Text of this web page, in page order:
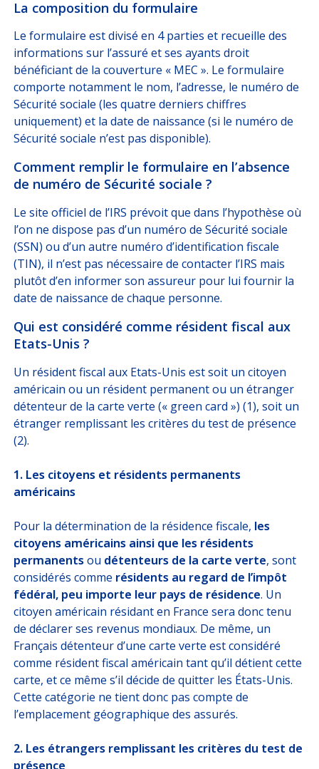
La composition du formulaire
Le formulaire est divisé en 4 parties et recueille des
informations sur l’assuré et ses ayants droit
bénéficiant de la couverture « MEC ». Le formulaire
comporte notamment le nom, l’adresse, le numéro de
Sécurité sociale (les quatre derniers chiffres
uniquement) et la date de naissance (si le numéro de
Sécurité sociale n’est pas disponible).
Comment remplir le formulaire en l’absence
de numéro de Sécurité sociale ?
Le site officiel de l’IRS prévoit que dans l’hypothèse où
l’on ne dispose pas d’un numéro de Sécurité sociale
(SSN) ou d’un autre numéro d’identification fiscale
(TIN), il n’est pas nécessaire de contacter l’IRS mais
plutôt d’en informer son assureur pour lui fournir la
date de naissance de chaque personne.
Qui est considéré comme résident fiscal aux
Etats-Unis ?
Un résident fiscal aux Etats-Unis est soit un citoyen
américain ou un résident permanent ou un étranger
détenteur de la carte verte (« green card ») (1), soit un
étranger remplissant les critères du test de présence
(2).
1. Les citoyens et résidents permanents
américains
Pour la détermination de la résidence fiscale, les
citoyens américains ainsi que les résidents
permanentsou détenteurs de la carte verte, sont
considérés comme résidents au regard de l’impôt
fédéral, peu importe leur pays de résidence. Un
citoyen américain résidant en France sera donc tenu
de déclarer ses revenus mondiaux. De même, un
Français détenteur d’une carte verte est considéré
comme résident fiscal américain tant qu’il détient cette
carte, et ce même s’il décide de quitter les États-Unis.
Cette catégorie ne tient donc pas compte de
l’emplacement géographique des assurés.
2. Les étrangers remplissant les critères du test de
présence